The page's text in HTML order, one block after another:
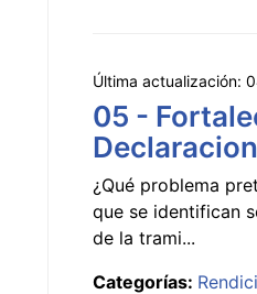
Última actualización:
05 -
¿Qué problema
que se identifican
de la trami...
Categorías: